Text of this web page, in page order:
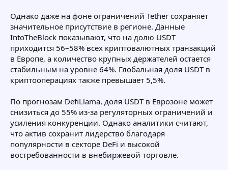
Однако даже на фоне ограничений Tether сохраняет
значительное присутствие в регионе. Данные
IntoTheBlock показывают, что на долю USDT
приходится 56–58% всех криптовалютных транзакций
в Европе, а количество крупных держателей остается
стабильным на уровне 64%. Глобальная доля USDT в
криптооперациях также превышает 5,5%.
По прогнозам DefiLlama, доля USDT в Еврозоне может
снизиться до 55% из-за регуляторных ограничений и
усиления конкуренции. Однако аналитики считают,
что актив сохранит лидерство благодаря
популярности в секторе DeFi и высокой
востребованности в внебиржевой торговле.